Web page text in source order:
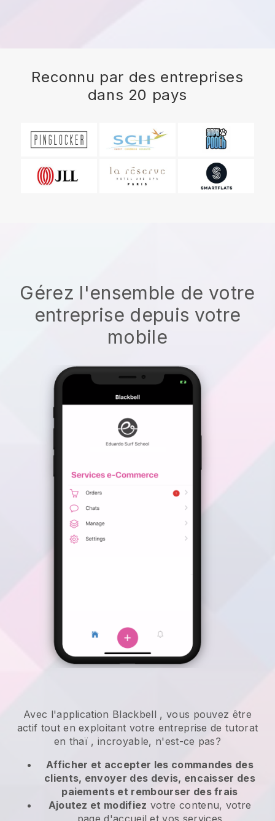
Reconnu par des entreprises
dans 20 pays
Gérez l'ensemble de votre
entreprise depuis votre
mobile
Avec l'application Blackbell , vous pouvez être
actif tout en exploitant votre entreprise de tutorat
en thaï , incroyable, n'est-ce pas?
Afficher et accepter les commandes des
clients, envoyer des devis, encaisser des
paiements et rembourser des frais
Ajoutez et modifiez votre contenu, votre